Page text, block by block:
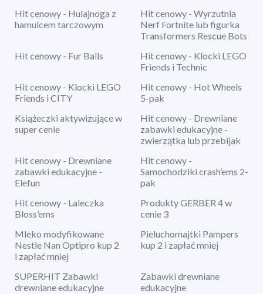
Hit cenowy - Hulajnoga z
hamulcem tarczowym
Hit cenowy - Wyrzutnia
Nerf Fortnite lub figurka
Transformers Rescue Bots
Hit cenowy - Fur Balls
Hit cenowy - Klocki LEGO
Friends i Technic
Hit cenowy - Klocki LEGO
Friends i CITY
Hit cenowy - Hot Wheels
5-pak
Książeczki aktywizujące w
super cenie
Hit cenowy - Drewniane
zabawki edukacyjne -
zwierzątka lub przebijak
Hit cenowy - Drewniane
zabawki edukacyjne -
Elefun
Hit cenowy -
Samochodziki crash’ems 2-
pak
Hit cenowy - Laleczka
Bloss’ems
Produkty GERBER 4 w
cenie 3
Mleko modyfikowane
Nestle Nan Optipro kup 2
i zapłać mniej
Pieluchomajtki Pampers
kup 2 i zapłać mniej
SUPERHIT Zabawki
drewniane edukacyjne
Zabawki drewniane
edukacyjne